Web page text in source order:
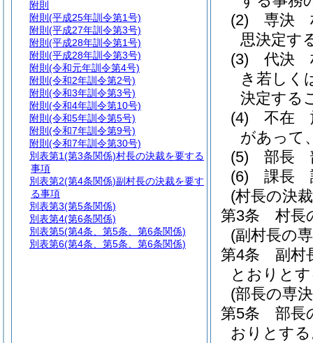
(2)
専決
思決定す
(3)
代決
き若しく
決定する
(4)
不在
があって
(5)
部長
(6)
課長
(村長の決
第3条
村長
(副村長の
第4条
副村
とおりと
(部長の専
第5条
部長
おりとす
附則
附則 (平成25年訓令第1号)
附則 (平成27年訓令第3号)
附則 (平成28年訓令第1号)
附則 (平成28年訓令第3号)
附則 (令和元年訓令第4号)
附則 (令和2年訓令第2号)
附則 (令和3年訓令第3号)
附則 (令和4年訓令第10号)
附則 (令和5年訓令第5号)
附則 (令和7年訓令第9号)
附則 (令和7年訓令第30号)
別表第1(第3条関係)村長の決裁を要する
事項
別表第2(第4条関係)副村長の決裁を要す
る事項
別表第3(第5条関係)
別表第4(第6条関係)
別表第5(第4条、第5条、第6条関係)
別表第6(第4条、第5条、第6条関係)